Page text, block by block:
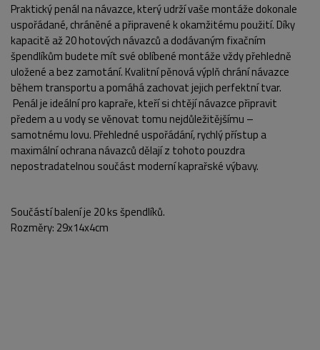
Praktický penál na návazce, který udrží vaše montáže dokonale
uspořádané, chráněné a připravené k okamžitému použití. Díky
kapacitě až 20 hotových návazců a dodávaným fixačním
špendlíkům budete mít své oblíbené montáže vždy přehledně
uložené a bez zamotání. Kvalitní pěnová výplň chrání návazce
během transportu a pomáhá zachovat jejich perfektní tvar.
Penál je ideální pro kapraře, kteří si chtějí návazce připravit
předem a u vody se věnovat tomu nejdůležitějšímu –
samotnému lovu. Přehledné uspořádání, rychlý přístup a
maximální ochrana návazců dělají z tohoto pouzdra
nepostradatelnou součást moderní kaprařské výbavy.
Součástí balení je 20 ks špendlíků.
Rozměry: 29x14x4cm